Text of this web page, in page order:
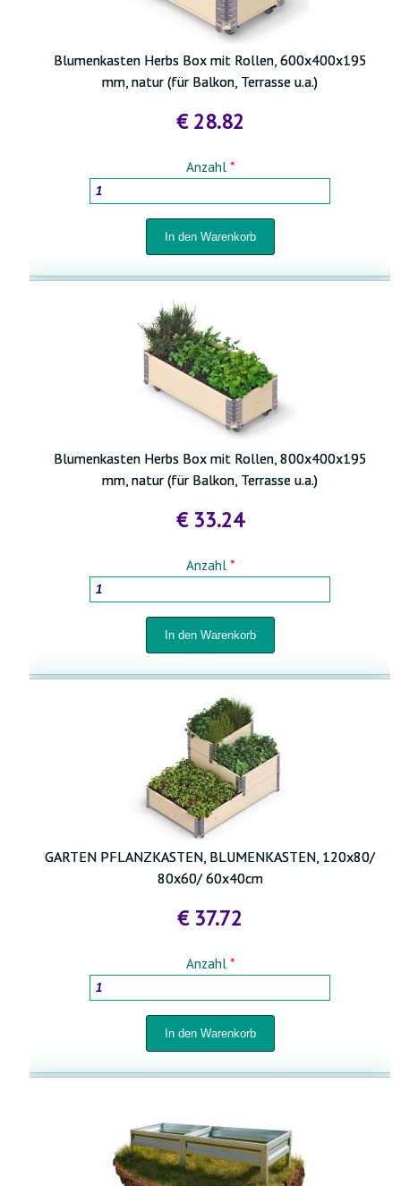
Blumenkasten Herbs Box mit Rollen, 600x400x195
mm, natur (für Balkon, Terrasse u.a.)
€ 28.82
Anzahl *
Blumenkasten Herbs Box mit Rollen, 800x400x195
mm, natur (für Balkon, Terrasse u.a.)
€ 33.24
Anzahl *
GARTEN PFLANZKASTEN, BLUMENKASTEN, 120x80/
80x60/ 60x40cm
€ 37.72
Anzahl *